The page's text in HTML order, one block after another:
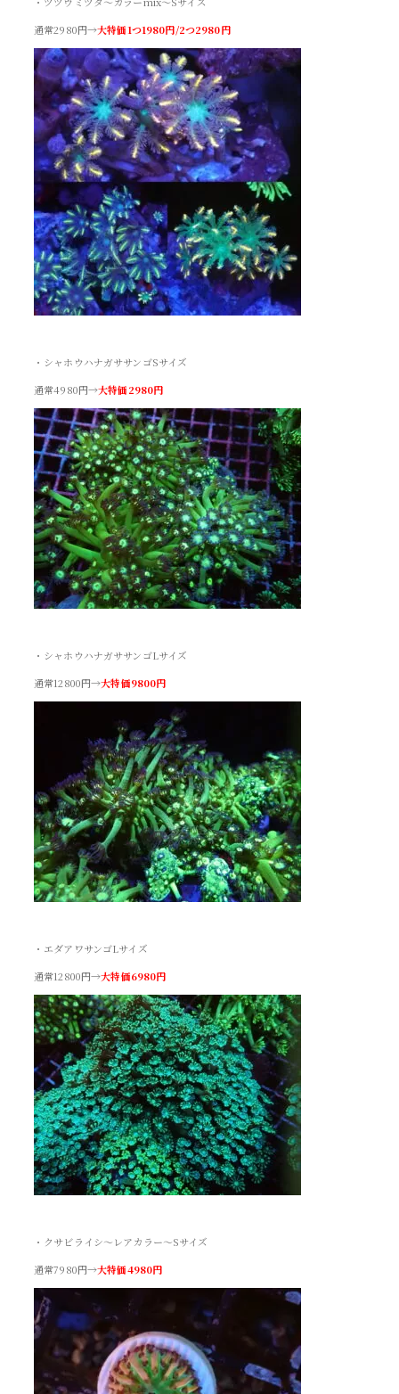
通常2980円→大特価1つ1980円/2つ2980円
・シャホウハナガササンゴSサイズ
通常4980円→大特価2980円
・シャホウハナガササンゴLサイズ
通常12800円→大特価9800円
・エダアワサンゴLサイズ
通常12800円→大特価6980円
・クサビライシ～レアカラー～Sサイズ
通常7980円→大特価4980円